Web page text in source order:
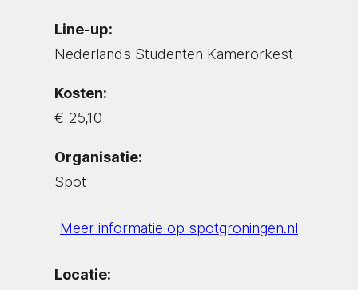
Line-up:
Nederlands Studenten Kamerorkest
Kosten:
€ 25,10
Organisatie:
Spot
Meer informatie op spotgroningen.nl
Locatie: